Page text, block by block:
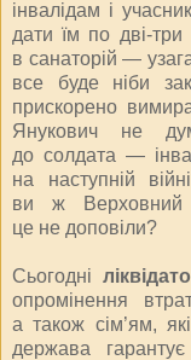
інвалідам і
дати їм по дві-три
в санаторій —
все буде ніби
прискорено
Янукович не
до солдата —
на наступній
ви ж Верховний
це не доповіли?
Сьогодні
опромінення
а також сім’ям,
держава